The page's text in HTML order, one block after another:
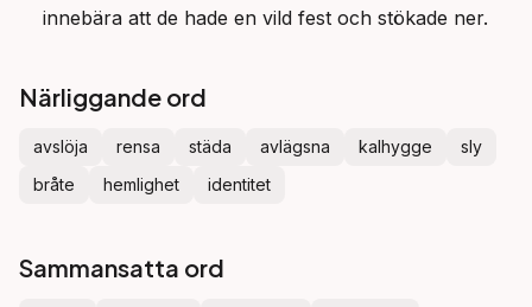
innebära att de hade en vild fest och stökade ner.
Närliggande ord
avslöja rensa städa avlägsna kalhygge
sly
bråte
hemlighet identitet
Sammansatta ord